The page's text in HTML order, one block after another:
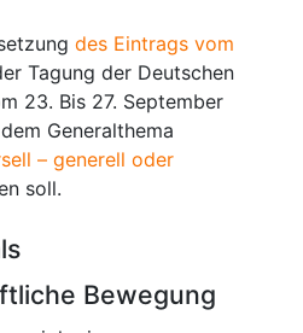
des Eintrags vom
Tagung der Deutschen
23. Bis 27. September
Generalthema
– generell oder
soll.
Bewegung